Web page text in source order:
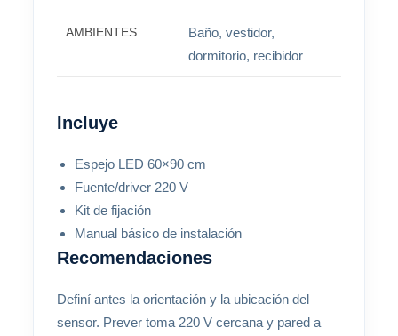
AMBIENTES
Baño, vestidor,
dormitorio, recibidor
Incluye
Espejo LED 60×90 cm
Fuente/driver 220 V
Kit de fijación
Manual básico de instalación
Recomendaciones
Definí antes la orientación y la ubicación del
sensor. Prever toma 220 V cercana y pared a